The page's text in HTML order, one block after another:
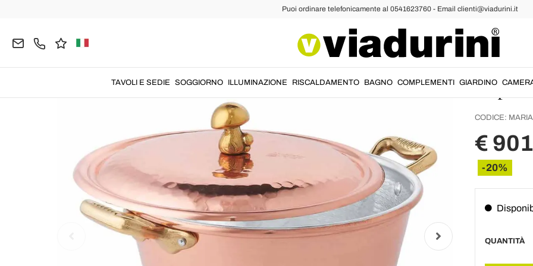
Puoi ordinare telefonicamente al 0541623760 - Email clienti@viadurini.it
TAVOLI E SEDIE SOGGIORNO ILLUMINAZIONE RISCALDAMENTO BAGNO COMPLEMENTI GIARDINO
CODICE:
€
-20%
QUANTITÀ